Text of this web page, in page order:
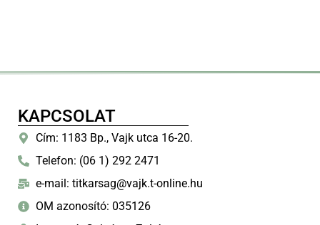
KAPCSOLAT
Cím: 1183 Bp., Vajk utca 16-20.
Telefon: (06 1) 292 2471
e-mail: titkarsag@vajk.t-online.hu
OM azonosító: 035126